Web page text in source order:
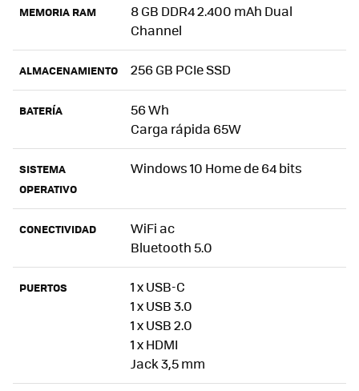
MEMORIA RAM
8 GB DDR4 2.400 mAh Dual
Channel
ALMACENAMIENTO 256 GB PCIe SSD
BATERÍA
56 Wh
Carga rápida 65W
SISTEMA
OPERATIVO
Windows 10 Home de 64 bits
CONECTIVIDAD
WiFi ac
Bluetooth 5.0
PUERTOS
1 x USB-C
1 x USB 3.0
1 x USB 2.0
1 x HDMI
Jack 3,5 mm